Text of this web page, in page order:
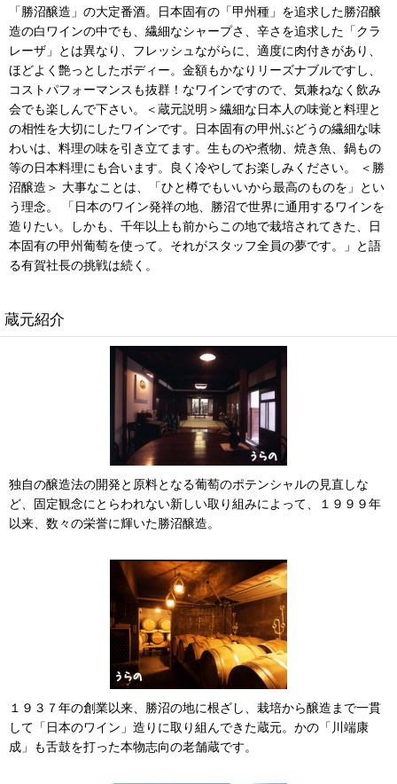
「勝沼醸造」の大定番酒。日本固有の「甲州種」を追求した勝沼醸
造の白ワインの中でも、繊細なシャープさ、辛さを追求した「クラ
レーザ」とは異なり、フレッシュながらに、適度に肉付きがあり、
ほどよく艶っとしたボディー。金額もかなりリーズナブルですし、
コストパフォーマンスも抜群！なワインですので、気兼ねなく飲み
会でも楽しんで下さい。＜蔵元説明＞繊細な日本人の味覚と料理と
の相性を大切にしたワインです。日本固有の甲州ぶどうの繊細な味
わいは、料理の味を引き立てます。生ものや煮物、焼き魚、鍋もの
等の日本料理にも合います。良く冷やしてお楽しみください。 ＜勝
沼醸造＞ 大事なことは、「ひと樽でもいいから最高のものを」とい
う理念。 「日本のワイン発祥の地、勝沼で世界に通用するワインを
造りたい。しかも、千年以上も前からこの地で栽培されてきた、日
本固有の甲州葡萄を使って。それがスタッフ全員の夢です。」と語
る有賀社長の挑戦は続く。
蔵元紹介
独自の醸造法の開発と原料となる葡萄のポテンシャルの見直しな
ど、固定観念にとらわれない新しい取り組みによって、１９９９年
以来、数々の栄誉に輝いた勝沼醸造。
１９３７年の創業以来、勝沼の地に根ざし、栽培から醸造まで一貫
して「日本のワイン」造りに取り組んできた蔵元。かの「川端康
成」も舌鼓を打った本物志向の老舗蔵です。